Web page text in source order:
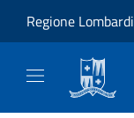
Regione